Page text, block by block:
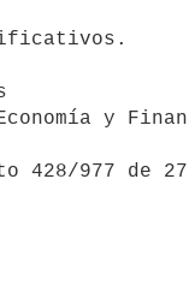
y
428/977 de